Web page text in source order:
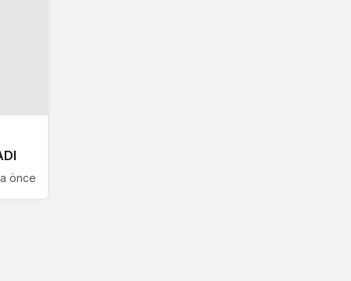
önce